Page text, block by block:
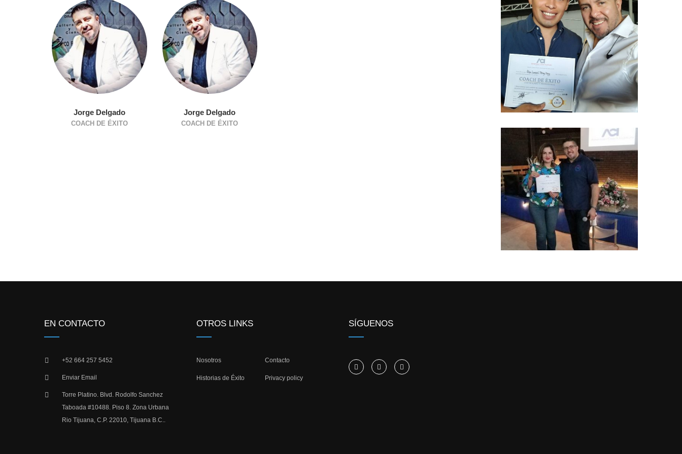
Jorge Delgado
COACH DE ÉXITO
Jorge Delgado
COACH DE ÉXITO
EN CONTACTO
+52 664 257 5452
Enviar Email
Torre Platino. Blvd. Rodolfo Sanchez
Taboada #10488. Piso 8. Zona Urbana
Rio Tijuana, C.P. 22010, Tijuana B.C..
OTROS LINKS
Nosotros Contacto
Historias de Éxito Privacy policy
SÍGUENOS